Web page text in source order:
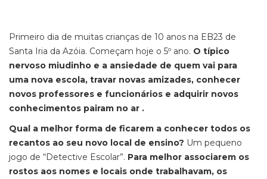
Primeiro dia de muitas crianças de 10 anos na EB23 de
Santa Iria da Azóia. Começam hoje o 5º ano. O típico
nervoso miudinho e a ansiedade de quem vai para
uma nova escola, travar novas amizades, conhecer
novos professores e funcionários e adquirir novos
conhecimentos pairam no ar .
Qual a melhor forma de ficarem a conhecer todos os
recantos ao seu novo local de ensino? Um pequeno
jogo de “Detective Escolar”. Para melhor associarem os
rostos aos nomes e locais onde trabalhavam, os